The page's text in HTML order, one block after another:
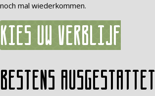
noch mal wiederkommen.
Kies uw verblijf
Bestens ausgestattet